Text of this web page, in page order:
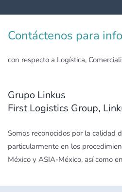
Contáctenos para
con respecto a Logística,
Grupo Linkus
First Logistics Group,
Somos reconocidos por la calidad
particularmente en los
México y ASIA-México, así como